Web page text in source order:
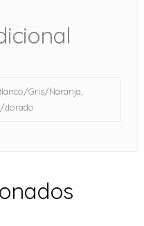
Gris/Naranja,
dorado